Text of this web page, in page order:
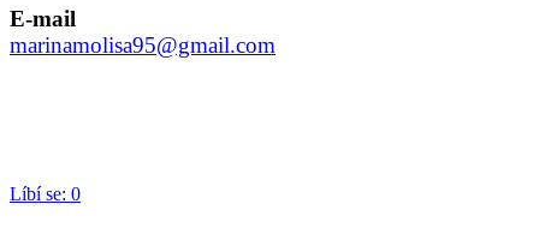
E-mail
marinamolisa95@gmail.com
Líbí se: 0